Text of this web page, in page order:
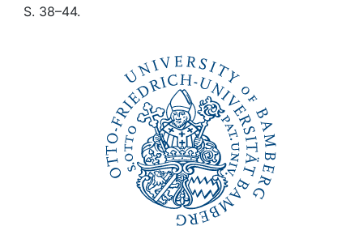
S. 38–44.